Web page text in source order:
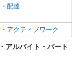
～）活躍中
配達
アクティブワーク
アルバイト・パート